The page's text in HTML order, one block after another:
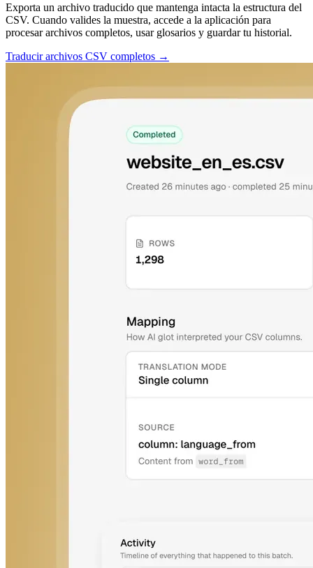
Exporta un archivo traducido que mantenga intacta la estructura del
CSV. Cuando valides la muestra, accede a la aplicación para
procesar archivos completos, usar glosarios y guardar tu historial.
Traducir archivos CSV completos →